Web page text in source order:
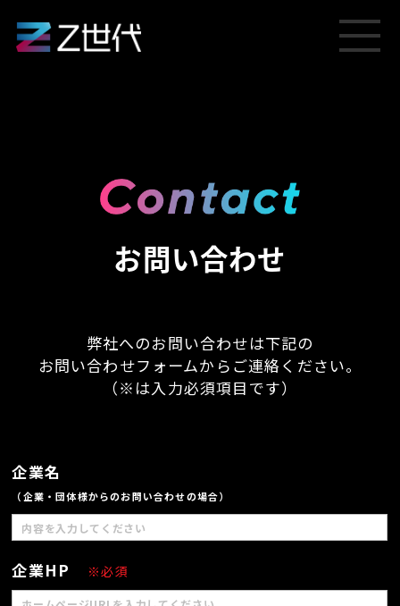
お問い合わせ
弊社へのお問い合わせは下記の
お問い合わせフォームからご連絡ください。
（※は入力必須項目です）
企業名
（企業・団体様からのお問い合わせの場合）
企業HP ※必須